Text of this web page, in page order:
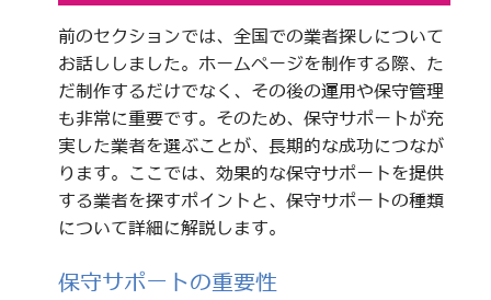
前のセクションでは、全国での業者探しについて
お話ししました。ホームページを制作する際、た
だ制作するだけでなく、その後の運用や保守管理
も非常に重要です。そのため、保守サポートが充
実した業者を選ぶことが、長期的な成功につなが
ります。ここでは、効果的な保守サポートを提供
する業者を探すポイントと、保守サポートの種類
について詳細に解説します。
保守サポートの重要性